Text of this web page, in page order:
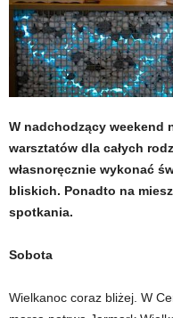
W nadchodzący weekend
warsztatów dla całych
własnoręcznie wykonać
bliskich. Ponadto na
spotkania.
Sobota
Wielkanoc coraz bliżej. W